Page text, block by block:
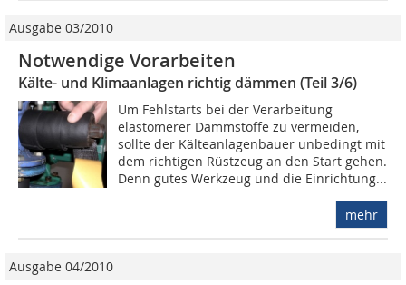
Ausgabe 03/2010
Notwendige Vorarbeiten
Kälte- und Klimaanlagen richtig dämmen (Teil 3/6)
Um Fehlstarts bei der Verarbeitung
elastomerer Dämmstoffe zu vermeiden,
sollte der Kälteanlagenbauer unbedingt mit
dem richtigen Rüstzeug an den Start gehen.
Denn gutes Werkzeug und die Einrichtung...
mehr
Ausgabe 04/2010